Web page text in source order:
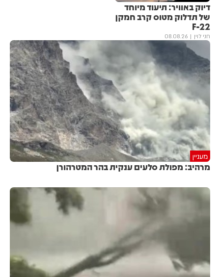
דיוק באוויר: תיעוד מיוחד
של תדלוק מטוס קרב חמקן
F-22
חני לוין 08.08.26
מעניין
מרהיב: מפולת סלעים ענקית בהר המטרהורן